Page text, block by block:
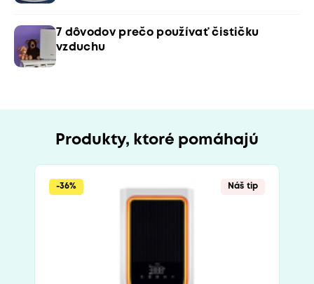
7 dôvodov prečo používať čističku
vzduchu
Produkty, ktoré pomáhajú
-36% Náš tip